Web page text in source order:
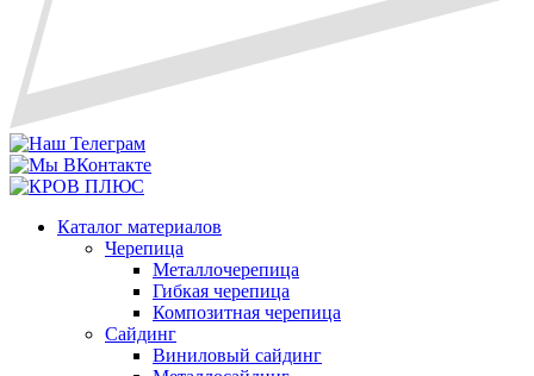
Каталог материалов
Черепица
Металлочерепица
Гибкая черепица
Композитная черепица
Сайдинг
Виниловый сайдинг